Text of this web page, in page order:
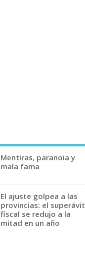
Mentiras, paranoia y
mala fama
El ajuste golpea a las
provincias: el superávit
fiscal se redujo a la
mitad en un año